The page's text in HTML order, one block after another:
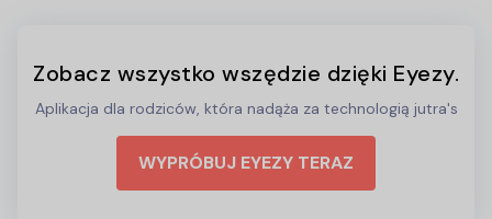
Zobacz wszystko wszędzie dzięki Eyezy.
Aplikacja dla rodziców, która nadąża za technologią jutra's
WYPRÓBUJ EYEZY TERAZ